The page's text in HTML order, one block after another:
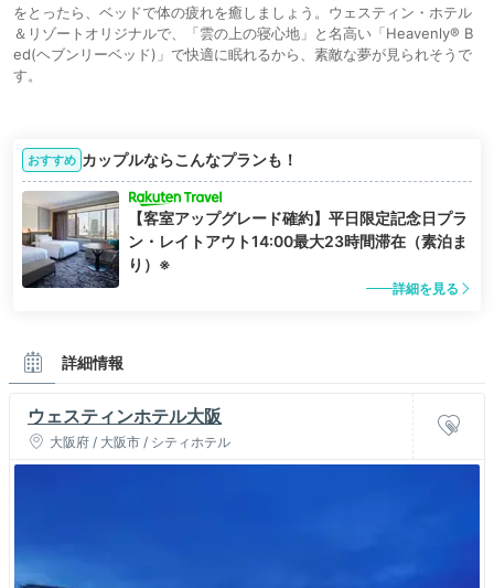
をとったら、ベッドで体の疲れを癒しましょう。ウェスティン・ホテル
＆リゾートオリジナルで、「雲の上の寝心地」と名高い「Heavenly® B
ed(ヘブンリーベッド)」で快適に眠れるから、素敵な夢が見られそうで
す。
おすすめ カップルならこんなプランも！
【客室アップグレード確約】平日限定記念日プラ
ン・レイトアウト14:00最大23時間滞在（素泊ま
り）※
詳細を見る
詳細情報
ウェスティンホテル大阪
大阪府 / 大阪市 / シティホテル